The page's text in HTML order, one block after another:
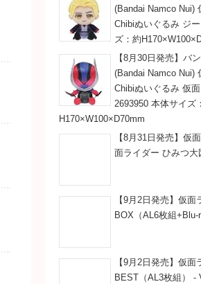
(Bandai Namco Nui)
Chibiぬいぐるみ ジ
ズ：約
【8月30日発売】バ
(Bandai Namco Nui)
Chibiぬいぐるみ 仮
2693950 本体サイズ
H170×W100×D70mm
【8月31日発売】仮
面ライダー ひみつ大
【9月2日発売】仮
BOX（AL6枚組
【9月2日発売】仮
BEST（AL3枚組） -